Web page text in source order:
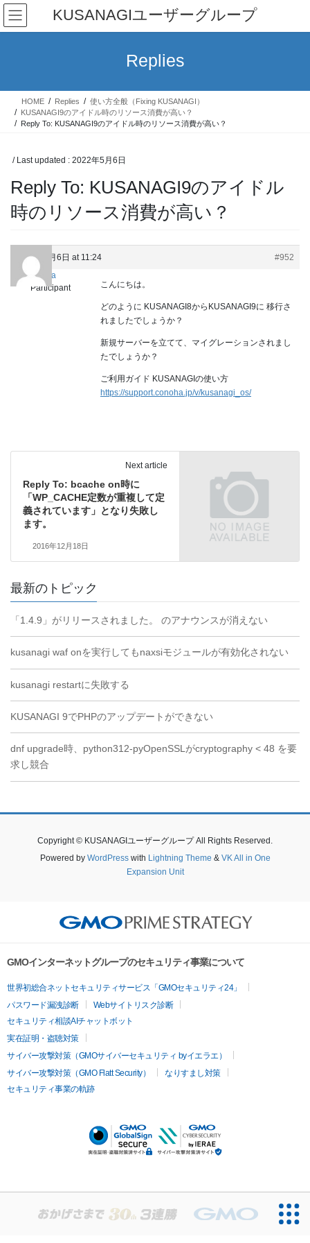
Skip
the
Skip
the
KUSANAGIユーザーグループ
Replies
HOME Replies
使い方全般（Fixing KUSANAGI）
KUSANAGI9のアイドル時のリソース消費が高い？
Reply To: KUSANAGI9のアイドル時のリソース消費が高い？
/ Last updated : 2022年5月6日
Reply To: KUSANAGI9のアイドル
時のリソース消費が高い？
2022年5月6日 at 11:24
#952
Keita
Participant
こんにちは。
どのように KUSANAGI8からKUSANAGI9に 移行さ
れましたでしょうか？
新規サーバーを立てて、マイグレーションされまし
たでしょうか？
ご利用ガイド KUSANAGIの使い方
https://support.conoha.jp/v/kusanagi_os/
Next article
Reply To: bcache on時に
「WP_CACHE定数が重複して定
義されています」となり失敗し
ます。
2016年12月18日
最新のトピック
「1.4.9」がリリースされました。 のアナウンスが消えない
kusanagi waf onを実行してもnaxsiモジュールが有効化されない
kusanagi restartに失敗する
KUSANAGI 9でPHPのアップデートができない
dnf upgrade時、python312-pyOpenSSLがcryptography < 48 を要
求し競合
Copyright © KUSANAGIユーザーグループ All Rights Reserved.
Powered by WordPresswith Lightning Theme & VK All in One
Expansion Unit
GMOインターネットグループのセキュリティ事業について
世界初総合ネットセキュリティサービス「GMOセキュリティ24」
パスワード漏洩診断
Webサイトリスク診断
セキュリティ相談AIチャットボット
実在証明・盗聴対策
サイバー攻撃対策（GMOサイバーセキュリティ byイエラエ）
サイバー攻撃対策（GMO Flatt Security）
なりすまし対策
セキュリティ事業の軌跡